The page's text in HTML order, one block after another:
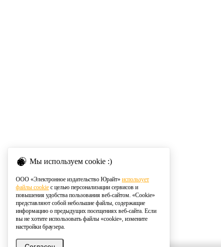
Мы используем cookie :)
ООО «Электронное издательство Юрайт» использует
файлы cookie с целью персонализации сервисов и
повышения удобства пользования веб-сайтом. «Cookie»
представляют собой небольшие файлы, содержащие
информацию о предыдущих посещениях веб-сайта. Если
вы не хотите использовать файлы «cookie», измените
настройки браузера.